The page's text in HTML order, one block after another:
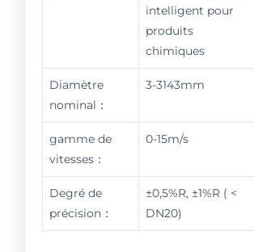
intelligent pour
produits
chimiques
Diamètre
nominal：
3-3143mm
gamme de
vitesses：
0-15m/s
Degré de
précision：
±0,5%R, ±1%R ( <
DN20)